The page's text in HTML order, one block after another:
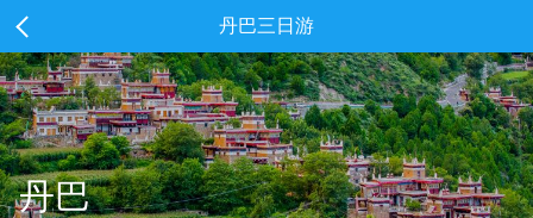
丹巴三日游
丹巴